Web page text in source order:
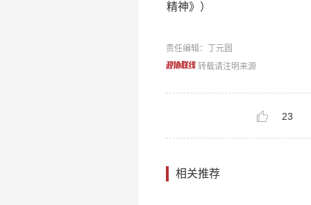
精神》）
责任编辑：丁元圆
转载请注明来源
23
相关推荐